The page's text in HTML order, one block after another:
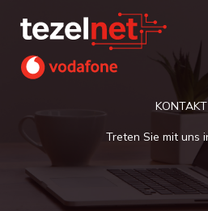
Inhalt
KONTAKT
Treten Sie mit uns